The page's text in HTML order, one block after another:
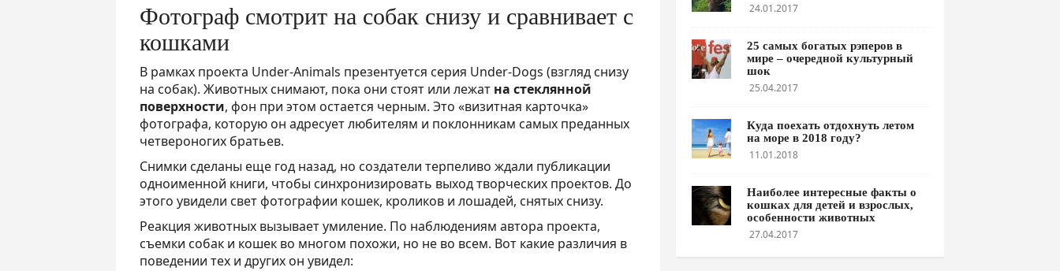
Фотограф смотрит на собак снизу и сравнивает с
кошками
В рамках проекта Under-Animals презентуется серия Under-Dogs (взгляд снизу
на собак). Животных снимают, пока они стоят или лежат на стеклянной
поверхности, фон при этом остается черным. Это «визитная карточка»
фотографа, которую он адресует любителям и поклонникам самых преданных
четвероногих братьев.
Снимки сделаны еще год назад, но создатели терпеливо ждали публикации
одноименной книги, чтобы синхронизировать выход творческих проектов. До
этого увидели свет фотографии кошек, кроликов и лошадей, снятых снизу.
Реакция животных вызывает умиление. По наблюдениям автора проекта,
съемки собак и кошек во многом похожи, но не во всем. Вот какие различия в
поведении тех и других он увидел:
24.01.2017
25 самых богатых рэперов в
мире – очередной культурный
шок
25.04.2017
Куда поехать отдохнуть летом
на море в 2018 году?
11.01.2018
Наиболее интересные факты о
кошках для детей и взрослых,
особенности животных
27.04.2017